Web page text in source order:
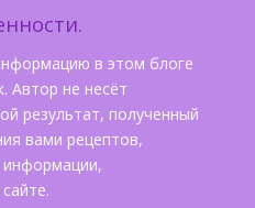
в этом блоге
Автор не несёт
результат, полученный
вами рецептов,
информации,